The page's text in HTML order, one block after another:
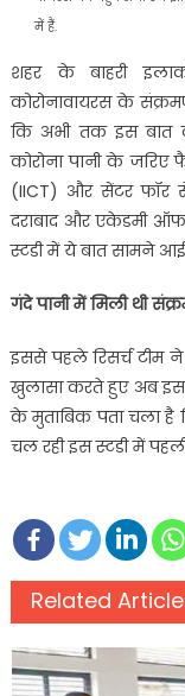
में हैं.
शहर के बाहरी
कोरोनावायरस के
कि अभी तक इस बात
कोरोना पानी के जरिए
(IICT) और सेंटर फॉर
दराबाद और एकेडमी ऑफ
स्टडी में ये बात सामने
गंदे पानी में मिली थी
इससे पहले रिसर्च टीम
खुलासा करते हुए अब इस
के मुताबिक पता चला है
चल रही इस स्टडी में
Related